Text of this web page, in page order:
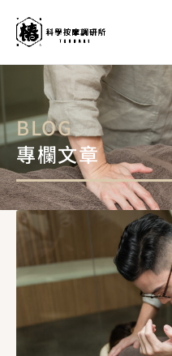
BLOG
專欄文章
頁
頁
面